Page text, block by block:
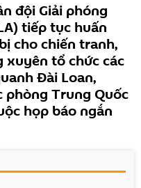
đội Giải phóng
tiếp tục huấn
cho chiến tranh,
tổ chức các
Đài Loan,
phòng Trung Quốc
họp báo ngắn